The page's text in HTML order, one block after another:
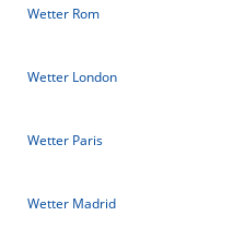
Wetter Rom
Wetter London
Wetter Paris
Wetter Madrid